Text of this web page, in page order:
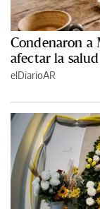
Condenaron a
afectar la
elDiarioAR